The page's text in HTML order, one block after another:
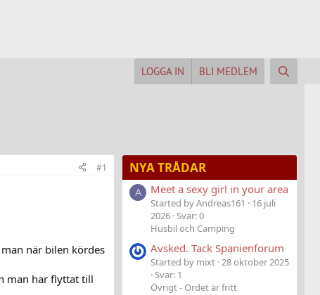
LOGGA IN BLI MEDLEM
#1
när bilen kördes
man har flyttat till
NYA TRÅDAR
A Meet a sexy girl in your area
Started by Andreas161
16 juli
2026 Svar: 0
Husbil och Camping
Avsked. Tack Spanienforum
Started by mixt 28 oktober 2025
Svar: 1
Övrigt - Ordet är fritt